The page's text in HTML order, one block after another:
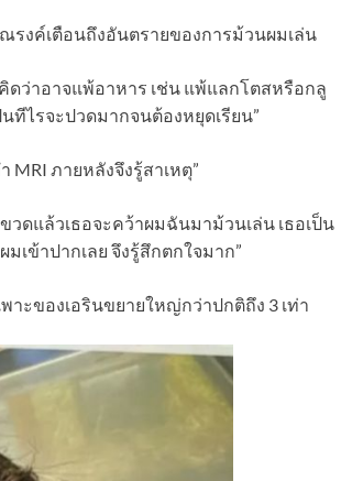
รงค์เตือนถึงอันตรายของการม้วนผมเล่น
ดว่าอาจแพ้อาหาร เช่น แพ้แลกโตสหรือกลู
ทีไรจะปวดมากจนต้องหยุดเรียน”
ภายหลังจึงรู้สาเหตุ”
ดแล้วเธอจะคว้าผมฉันมาม้วนเล่น เธอเป็น
เข้าปากเลย จึงรู้สึกตกใจมาก”
าะของเอรินขยายใหญ่กว่าปกติถึง 3 เท่า